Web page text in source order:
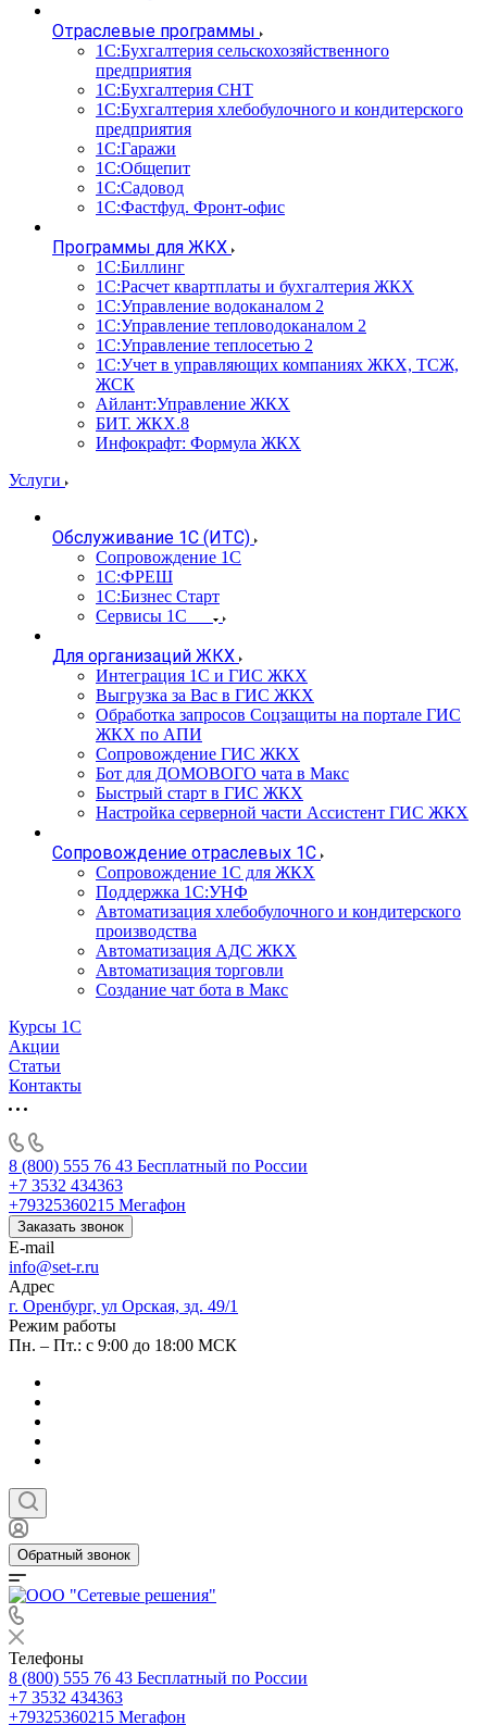
Отраслевые программы
1С:Бухгалтерия сельскохозяйственного
предприятия
1С:Бухгалтерия СНТ
1С:Бухгалтерия хлебобулочного и кондитерского
предприятия
1С:Гаражи
1С:Общепит
1С:Садовод
1С:Фастфуд. Фронт-офис
Программы для ЖКХ
1С:Биллинг
1С:Расчет квартплаты и бухгалтерия ЖКХ
1С:Управление водоканалом 2
1С:Управление тепловодоканалом 2
1С:Управление теплосетью 2
1С:Учет в управляющих компаниях ЖКХ, ТСЖ,
ЖСК
Айлант:Управление ЖКХ
БИТ. ЖКХ.8
Инфокрафт: Формула ЖКХ
Услуги
Обслуживание 1С (ИТС)
Сопровождение 1С
1С:ФРЕШ
1С:Бизнес Старт
Сервисы 1С
Для организаций ЖКХ
Интеграция 1С и ГИС ЖКХ
Выгрузка за Вас в ГИС ЖКХ
Обработка запросов Соцзащиты на портале ГИС
ЖКХ по АПИ
Сопровождение ГИС ЖКХ
Бот для ДОМОВОГО чата в Макс
Быстрый старт в ГИС ЖКХ
Настройка серверной части Ассистент ГИС ЖКХ
Сопровождение отраслевых 1С
Сопровождение 1С для ЖКХ
Поддержка 1С:УНФ
Автоматизация хлебобулочного и кондитерского
производства
Автоматизация АДС ЖКХ
Автоматизация торговли
Создание чат бота в Макс
Курсы 1С
Акции
Статьи
Контакты
8 (800) 555 76 43 Бесплатный по России
+7 3532 434363
+79325360215 Мегафон
Заказать звонок
E-mail
info@set-r.ru
Адрес
г. Оренбург, ул Орская, зд. 49/1
Режим работы
Пн. – Пт.: с 9:00 до 18:00 МСК
Обратный звонок
Телефоны
8 (800) 555 76 43 Бесплатный по России
+7 3532 434363
+79325360215 Мегафон